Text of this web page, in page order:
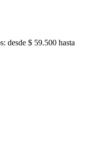
desde $ 59.500 hasta